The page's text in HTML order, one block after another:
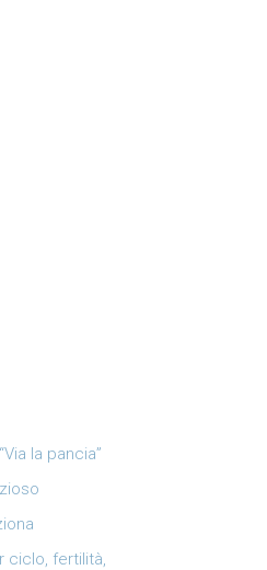
la pancia”
ciclo, fertilità,